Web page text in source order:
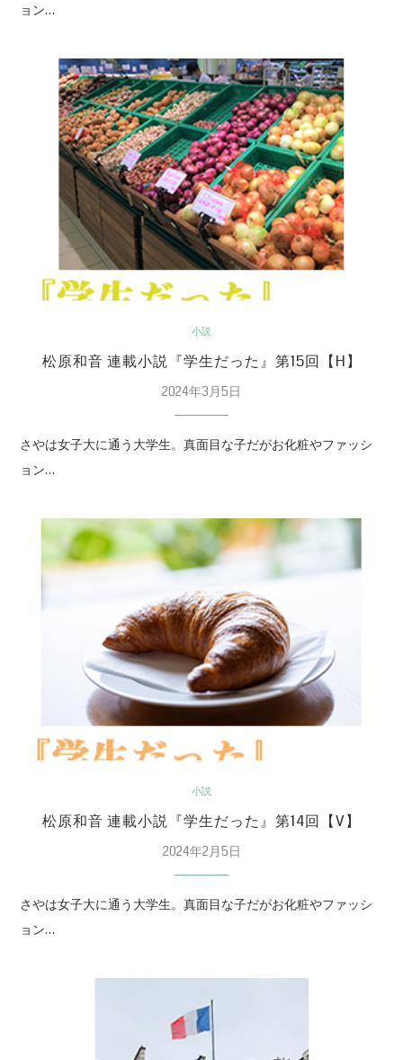
ョン…
小説
松原和音 連載小説『学生だった』第15回【H】
2024年3月5日
さやは女子大に通う大学生。真面目な子だがお化粧やファッシ
ョン…
小説
松原和音 連載小説『学生だった』第14回【V】
2024年2月5日
さやは女子大に通う大学生。真面目な子だがお化粧やファッシ
ョン…